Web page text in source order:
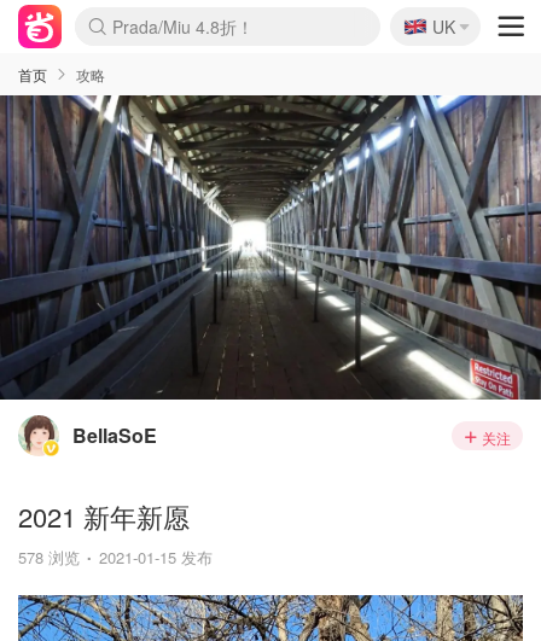
Prada/Miu 4.8折！
🇬🇧
UK
首页 攻略
BellaSoE 关注
2021 新年新愿
578 浏览 2021-01-15 发布